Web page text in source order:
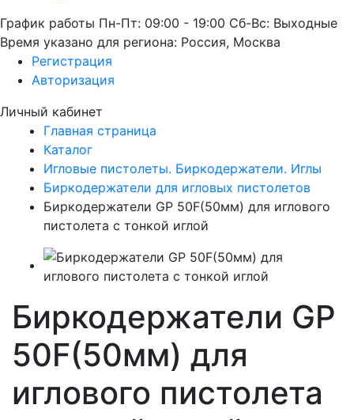
График работы Пн-Пт: 09:00 - 19:00 Сб-Вс: Выходные
Время указано для региона: Россия, Москва
Регистрация
Авторизация
Личный кабинет
Главная страница
Каталог
Игловые пистолеты. Биркодержатели. Иглы
Биркодержатели для игловых пистолетов
Биркодержатели GP 50F(50мм) для иглового
пистолета с тонкой иглой
Биркодержатели GP
50F(50мм) для
иглового пистолета